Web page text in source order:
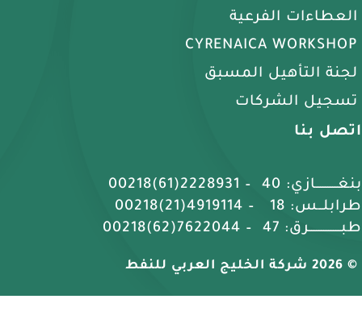
العطاءات الفرعية
CYRENAICA WORKSHOP
لجنة التأهيل المسبق
تسجيل الشركات
اتصل بنا
بنغـــــــــازي: 40 – 2228931(61)00218
طرابلــس: 18 – 4919114(21)00218
طبـــــــــــــرق: 47 – 7622044(62)00218
© 2026 شركة الخليج العربي للنفط